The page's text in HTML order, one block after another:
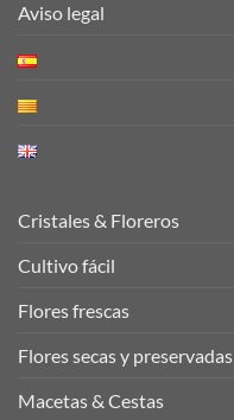
Aviso legal
Cristales & Floreros
Cultivo fácil
Flores frescas
Flores secas y preservadas
Macetas & Cestas